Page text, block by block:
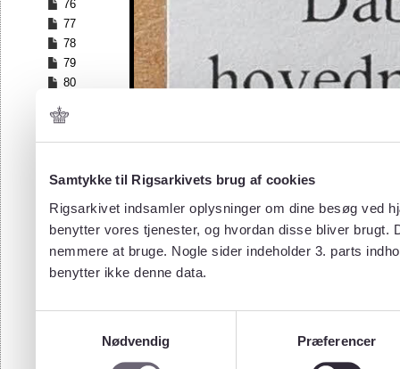
Samtykke til Rigsarkivets brug af cookies
Rigsarkivet indsamler oplysninger om dine besøg ved
benytter vores tjenester, og hvordan disse bliver
nemmere at bruge. Nogle sider indeholder 3. parts
benytter ikke denne data.
Nødvendig
Præferencer
76
77
78
79
80
82
83
85
87
88
89
90